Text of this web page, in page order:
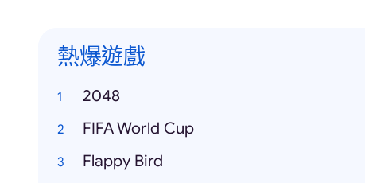
熱爆遊戲
2048
FIFA World Cup
Flappy Bird